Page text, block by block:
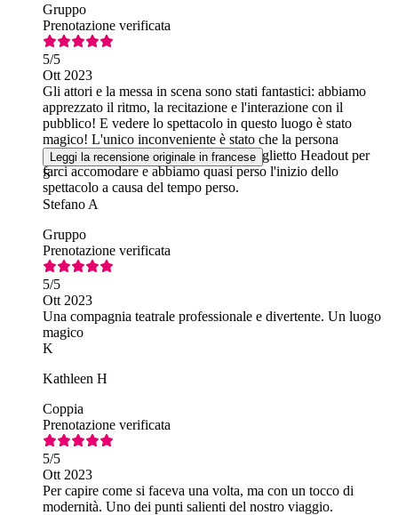
Gruppo
Prenotazione verificata
5/5
Ott 2023
Gli attori e la messa in scena sono stati fantastici: abbiamo
apprezzato il ritmo, la recitazione e l'interazione con il
pubblico! E vedere lo spettacolo in questo luogo è stato
magico! L'unico inconveniente è stato che la persona
all'ingresso non è riuscita a leggere il biglietto Headout per
farci accomodare e abbiamo quasi perso l'inizio dello
spettacolo a causa del tempo perso.
Leggi la recensione originale in francese
S
Stefano A
Gruppo
Prenotazione verificata
5/5
Ott 2023
Una compagnia teatrale professionale e divertente. Un luogo
magico
K
Kathleen H
Coppia
Prenotazione verificata
5/5
Ott 2023
Per capire come si faceva una volta, ma con un tocco di
modernità. Uno dei punti salienti del nostro viaggio.